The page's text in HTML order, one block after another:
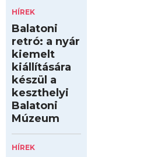
HÍREK
Balatoni
retró: a nyár
kiemelt
kiállítására
készül a
keszthelyi
Balatoni
Múzeum
HÍREK